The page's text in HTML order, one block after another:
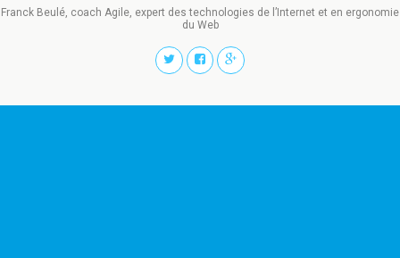
Franck Beulé, coach Agile, expert des technologies de l’Internet et en ergonomie
du Web